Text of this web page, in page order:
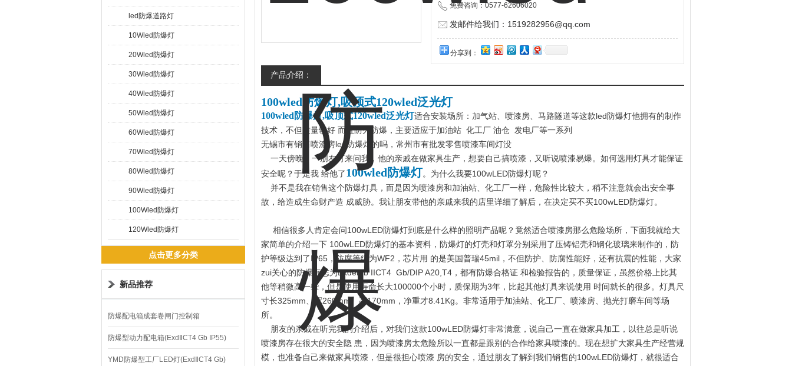
led防爆道路灯
10Wled防爆灯
20Wled防爆灯
30Wled防爆灯
40Wled防爆灯
50Wled防爆灯
60Wled防爆灯
70Wled防爆灯
80Wled防爆灯
90Wled防爆灯
100Wled防爆灯
120Wled防爆灯
点击更多分类
新品推荐
防爆配电箱成套卷闸门控制箱
防爆型动力配电箱(ExdⅡCT4 Gb IP55)
YMD防爆型工厂LED灯(ExdⅡCT4 Gb)
免费咨询：0577-62606020
发邮件给我们：1519282956@qq.com
分享到：
产品介绍：
100wled防爆灯,吸顶式120wled泛光灯
100wled防爆灯,吸顶式120wled泛光灯适合安装场所：加气站、喷漆房、马路隧道等这款led防爆灯他拥有的制作
技术，不但质量较好 而且防火防爆，主要适应于加油站 化工厂 油仓 发电厂等一系列
无锡市有销售喷漆房led防爆灯的吗，常州市有批发零售喷漆车间灯没
一天傍晚，一朋友打来问我，他的亲戚在做家具生产，想要自己搞喷漆，又听说喷漆易爆。如何选用灯具才能保证
安全呢？于是我 给他了100wled防爆灯。为什么我要100wLED防爆灯呢？
并不是我在销售这个防爆灯具，而是因为喷漆房和加油站、化工厂一样，危险性比较大，稍不注意就会出安全事
故，给造成生命财产造 成威胁。我让朋友带他的亲戚来我的店里详细了解后，在决定买不买100wLED防爆灯。
相信很多人肯定会问100wLED防爆灯到底是什么样的照明产品呢？竟然适合喷漆房那么危险场所，下面我就给大
家简单的介绍一下 100wLED防爆灯的基本资料，防爆灯的灯壳和灯罩分别采用了压铸铝壳和钢化玻璃来制作的，防
护等级达到了IP65，防腐等级为WF2，芯片用 的是美国普瑞45mil，不但防护、防腐性能好，还有抗震的性能，大家
zui关心的防爆标志为Exdemb IICT4 Gb/DIP A20,T4，都有防爆合格证 和检验报告的，质量保证，虽然价格上比其
他等稍微高一些，但是使用寿命长大100000个小时，质保期为3年，比起其他灯具来说使用 时间就长的很多。灯具尺
寸长325mm、宽260mm、高170mm，净重才8.41Kg。非常适用于加油站、化工厂、喷漆房、抛光打磨车间等场
所。
朋友的亲戚在听完我的介绍后，对我们这款100wLED防爆灯非常满意，说自己一直在做家具加工，以往总是听说
喷漆房存在很大的安全隐 患，因为喷漆房太危险所以一直都是跟别的合作给家具喷漆的。现在想扩大家具生产经营规
模，也准备自己来做家具喷漆，但是很担心喷漆 房的安全，通过朋友了解到我们销售的100wLED防爆灯，就很适合